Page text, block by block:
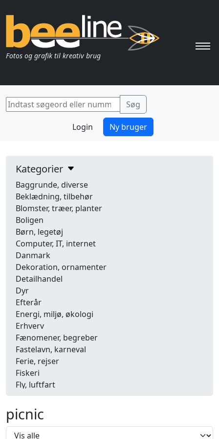
Fotos og grafik til kreativ brug
Login Ny bruger
Kategorier
Baggrunde, diverse
Beklædning, tilbehør
Blomster, træer, planter
Boligen
Børn, legetøj
Computer, IT, internet
Danmark
Dekoration, ornamenter
Detailhandel
Dyr
Efterår
Energi, miljø, økologi
Erhverv
Fænomener, begreber
Fastelavn, karneval
Ferie, rejser
Fiskeri
Fly, luftfart
Forår
Fritid, hobby
Frugt, grønt
picnic